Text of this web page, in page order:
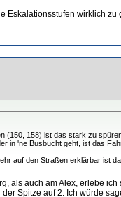
Eskalationsstufen wirklich zu
(150, 158) ist das stark zu
in 'ne Busbucht geht, ist das
auf den Straßen erklärbar ist
als auch am Alex, erlebe
Spitze auf 2. Ich würde